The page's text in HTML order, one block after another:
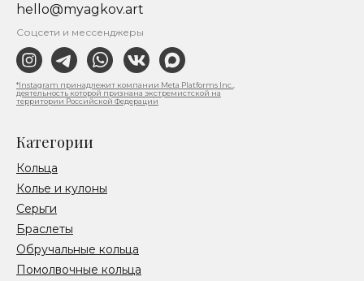
Категории
Помолвочные кольца
Обручальные кольца
Браслеты
Серьги
Колье и кулоны
Кольца
Соцсети и мессенджеры
hello@myagkov.art
*Instagram принадлежит компании Meta Platforms Inc.,
деятельность которой признана экстремистской на
территории Российской Федерации